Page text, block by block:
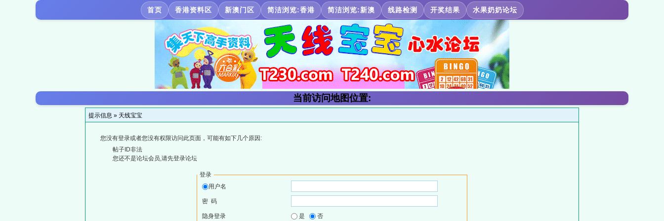
首页 香港资料区 新澳门区 简洁浏览:香港 简洁浏览:新澳 线路检测 开奖结果 水果奶奶论坛
当前访问地图位置:
提示信息 » 天线宝宝
您没有登录或者您没有权限访问此页面，可能有如下几个原因:
帖子ID非法
您还不是论坛会员,请先登录论坛
登录
用户名
密 码
隐身登录 是 否